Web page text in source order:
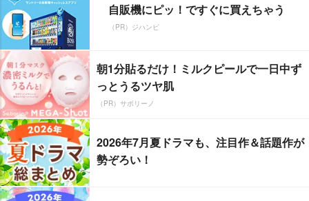
自販機にピッ！ですぐに買えちゃう
（PR）ジハンピ
朝1分貼るだけ！ミルクピールで一日中ず
っとうるツヤ肌
（PR）サボリーノ
2026年7月夏ドラマも、注目作＆話題作が
勢ぞろい！